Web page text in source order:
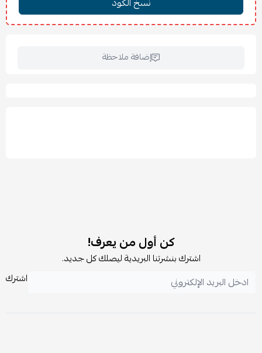
عرض الشريحة: 3.5 سم
الخامات:
السكّة العلوية والسفلية: ألمنيوم بطلاء بودرة
تنظف بقطعة قماش مبللة بمنظف لطيف.
إضافة ملاحظة
كن أول من يعرف!
اشترك بنشرتنا البريدية ليصلك كل جديد.
اشترك